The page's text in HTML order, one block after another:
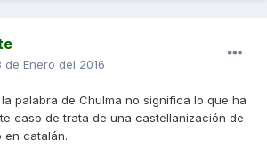
de Enero del 2016
palabra de Chulma no significa lo que ha
caso de trata de una castellanización de
en catalán.